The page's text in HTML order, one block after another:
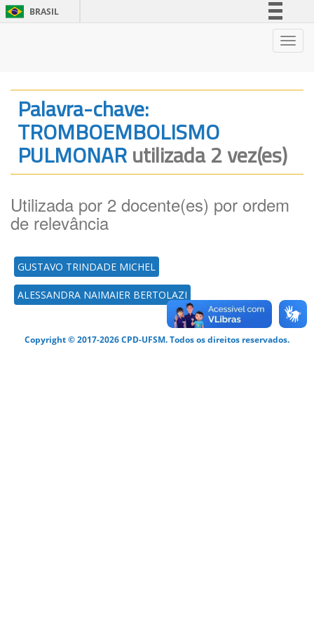
BRASIL
Canais
Palavra-chave:
TROMBOEMBOLISMO
PULMONARutilizada 2 vez(es)
Utilizada por 2 docente(es) por ordem
de relevância
GUSTAVO TRINDADE MICHEL
ALESSANDRA NAIMAIER BERTOLAZI
Copyright © 2017-2026 CPD-UFSM. Todos os direitos reservados.